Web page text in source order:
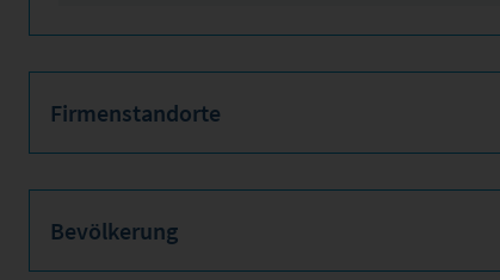
Firmenstandorte
Bevölkerung